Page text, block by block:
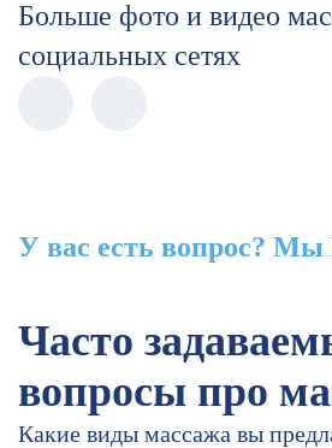
Больше фото и видео
социальных сетях
У вас есть вопрос?
Часто
вопросы про
Какие виды массажа вы